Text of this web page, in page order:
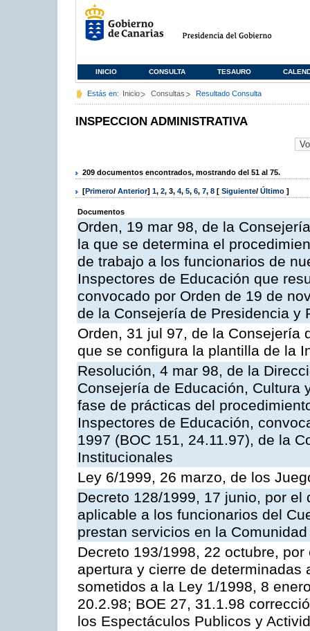
INICIO CONSULTA TESAURO
Estás en: Inicio Consultas Resultado Consulta
INSPECCION ADMINISTRATIVA
209 documentos encontrados, mostrando del 51 al 75.
[Primero/ Anterior] 1, 2, 3, 4, 5, 6, 7, 8 [ Siguiente/ Último ]
Documentos
Orden, 19 mar 98, de la
la que se determina el
de trabajo a los funcionarios de
Inspectores de Educación que
convocado por Orden de 19 de
de la Consejería de Presidencia y
Orden, 31 jul 97, de la Consejería
que se configura la plantilla de la
Resolución, 4 mar 98, de la
Consejería de Educación, Cultura
fase de prácticas del
Inspectores de Educación,
1997 (BOC 151, 24.11.97), de la
Institucionales
Ley 6/1999, 26 marzo, de los
Decreto 128/1999, 17 junio, por
aplicable a los funcionarios del
prestan servicios en la
Decreto 193/1998, 22 octubre,
apertura y cierre de
sometidos a la Ley 1/1998, 8
20.2.98; BOE 27, 31.1.98
los Espectáculos Publicos y